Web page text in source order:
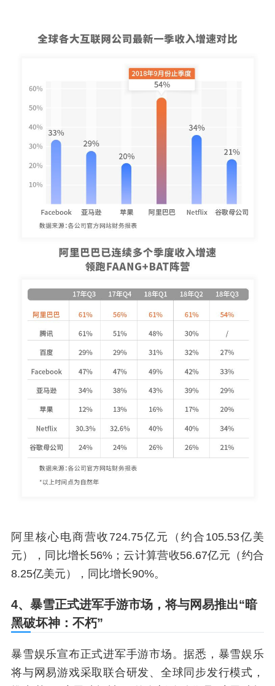
阿里核心电商营收724.75亿元（约合105.53亿美
元），同比增长56%；云计算营收56.67亿元（约合
8.25亿美元），同比增长90%。
4、暴雪正式进军手游市场，将与网易推出“暗
黑破坏神：不朽”
暴雪娱乐宣布正式进军手游市场。据悉，暴雪娱乐
将与网易游戏采取联合研发、全球同步发行模式，